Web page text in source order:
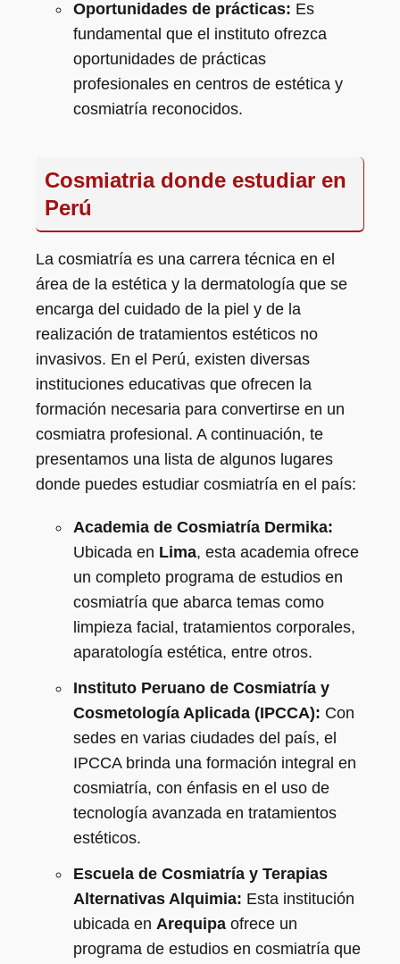
Oportunidades de prácticas: Es
fundamental que el instituto ofrezca
oportunidades de prácticas
profesionales en centros de estética y
cosmiatría reconocidos.
Cosmiatria donde estudiar en
Perú
La cosmiatría es una carrera técnica en el
área de la estética y la dermatología que se
encarga del cuidado de la piel y de la
realización de tratamientos estéticos no
invasivos. En el Perú, existen diversas
instituciones educativas que ofrecen la
formación necesaria para convertirse en un
cosmiatra profesional. A continuación, te
presentamos una lista de algunos lugares
donde puedes estudiar cosmiatría en el país:
Academia de Cosmiatría Dermika:
Ubicada en Lima, esta academia ofrece
un completo programa de estudios en
cosmiatría que abarca temas como
limpieza facial, tratamientos corporales,
aparatología estética, entre otros.
Instituto Peruano de Cosmiatría y
Cosmetología Aplicada (IPCCA): Con
sedes en varias ciudades del país, el
IPCCA brinda una formación integral en
cosmiatría, con énfasis en el uso de
tecnología avanzada en tratamientos
estéticos.
Escuela de Cosmiatría y Terapias
Alternativas Alquimia: Esta institución
ubicada en Arequipa ofrece un
programa de estudios en cosmiatría que